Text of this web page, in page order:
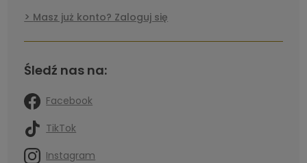
Masz już konto? Zaloguj się
Śledź nas na:
Facebook
TikTok
Instagram